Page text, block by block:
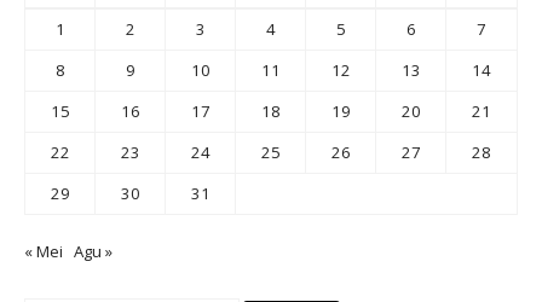
1
2 3 4 5 6
7
8
9 10 11 12 13
14
15
16 17 18 19 20
21
22
23 24 25 26 27
28
29
30 31
« Mei Agu »